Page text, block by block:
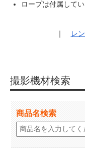
ロープは付属して
レ
撮影機材検索
商品名検索